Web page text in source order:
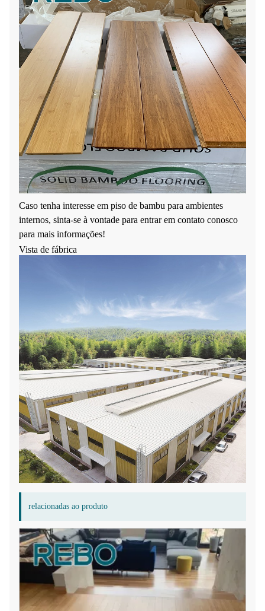
Caso tenha interesse em piso de bambu para ambientes
internos, sinta-se à vontade para entrar em contato conosco
para mais informações!
Vista de fábrica
relacionadas ao produto